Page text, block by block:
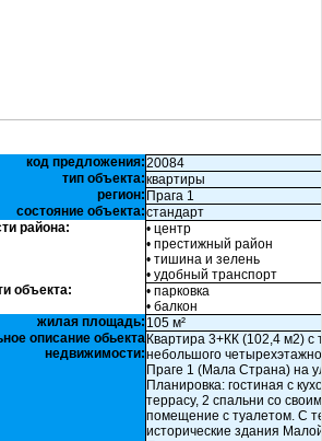
код предложения:20084
тип объекта:квартиры
регион: Прага 1
состояние объекта:стандарт
района:
• центр
• престижный район
• тишина и зелень
• удобный транспорт
объекта:
• парковка
• балкон
жилая площадь: 105 м²
описание обьекта
недвижимости:
Квартира 3+КК (102,4 м2)
небольшого
Праге 1 (Мала Страна) на
Планировка: гостиная с
террасу, 2 спальни со
помещение с туалетом. С
исторические здания